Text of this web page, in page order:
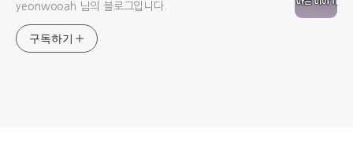
yeonwooah 님의 블로그입니다.
구독하기